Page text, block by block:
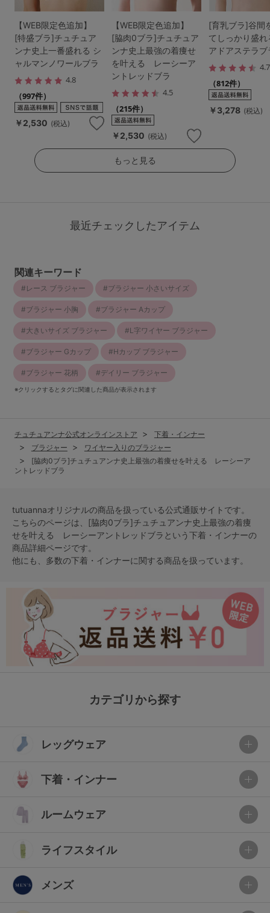
【WEB限定色追加】
[特盛ブラ]チュチュア
ンナ史上一番盛れる シ
ャルマンノワールブラ
4.8
（997件）
￥2,530 (税込)
【WEB限定色追加】
[脇肉0ブラ]チュチュア
ンナ史上最強の着痩せ
を叶える レーシーア
ントレッドブラ
4.5
（215件）
￥2,530 (税込)
[育乳ブラ]谷間
てしっかり盛
アドアステラブ
4.7
（812件）
￥3,278 (税込)
もっと見る
最近チェックしたアイテム
関連キーワード
レース ブラジャー ブラジャー 小さいサイズ
ブラジャー 小胸 ブラジャー Aカップ
大きいサイズ ブラジャー L字ワイヤー ブラジャー
ブラジャー Gカップ Hカップ ブラジャー
ブラジャー 花柄 デイリー ブラジャー
※クリックするとタグに関連した商品が表示されます
チュチュアンナ公式オンラインストア
下着・インナー
ブラジャー
ワイヤー入りのブラジャー
[脇肉0ブラ]チュチュアンナ史上最強の着痩せを叶える レーシーア
ントレッドブラ
tutuannaオリジナルの商品を扱っている公式通販サイトです。
こちらのページは、[脇肉0ブラ]チュチュアンナ史上最強の着痩
せを叶える レーシーアントレッドブラという下着・インナーの
商品詳細ページです。
他にも、多数の下着・インナーに関する商品を扱っています。
カテゴリから探す
レッグウェア
下着・インナー
ルームウェア
ライフスタイル
メンズ